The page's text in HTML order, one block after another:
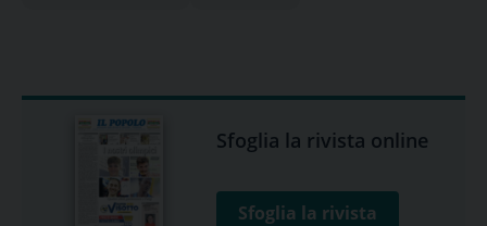
Sfoglia la rivista online
Sfoglia la rivista